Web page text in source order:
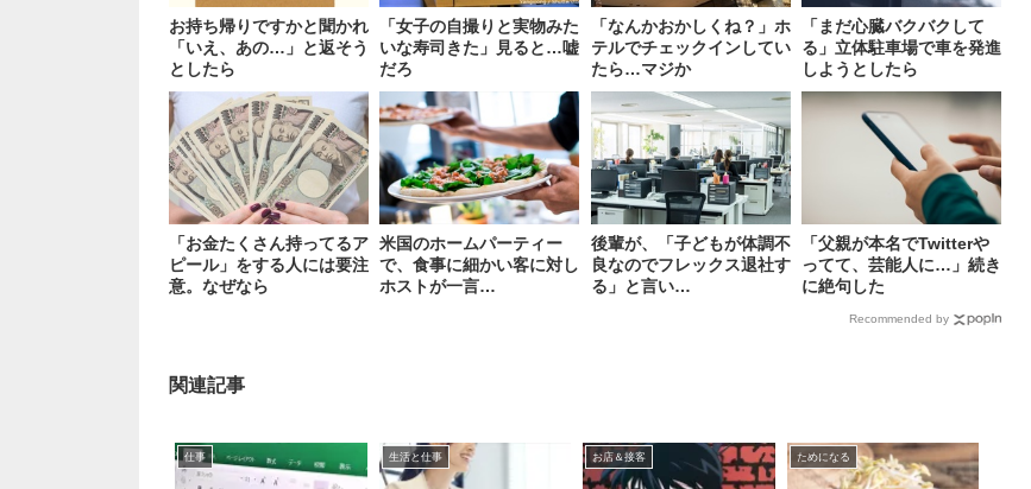
お持ち帰りですかと聞かれ
「いえ、あの…」と返そう
としたら
「女子の自撮りと実物みた
いな寿司きた」見ると…嘘
だろ
「なんかおかしくね？」ホ
テルでチェックインしてい
たら…マジか
「まだ心臓バクバクして
る」立体駐車場で車を発進
しようとしたら
「お金たくさん持ってるア
ピール」をする人には要注
意。なぜなら
米国のホームパーティー
で、食事に細かい客に対し
ホストが一言…
後輩が、「子どもが体調不
良なのでフレックス退社す
る」と言い…
「父親が本名でTwitterや
ってて、芸能人に…」続き
に絶句した
Recommended by
関連記事
仕事 生活と仕事 お店＆接客 ためになる